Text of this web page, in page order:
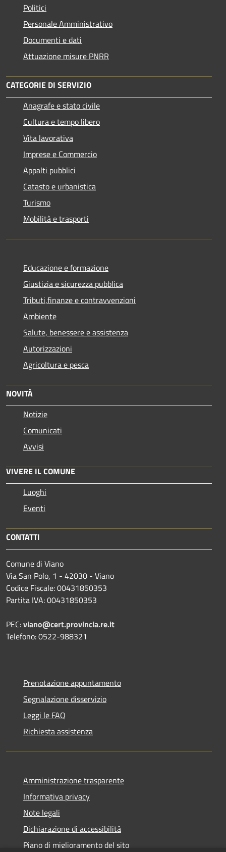
Politici
Personale Amministrativo
Documenti e dati
Attuazione misure PNRR
CATEGORIE DI SERVIZIO
Anagrafe e stato civile
Cultura e tempo libero
Vita lavorativa
Imprese e Commercio
Appalti pubblici
Catasto e urbanistica
Turismo
Mobilità e trasporti
Educazione e formazione
Giustizia e sicurezza pubblica
Tributi,finanze e contravvenzioni
Ambiente
Salute, benessere e assistenza
Autorizzazioni
Agricoltura e pesca
NOVITÀ
Notizie
Comunicati
Avvisi
VIVERE IL COMUNE
Luoghi
Eventi
CONTATTI
Comune di Viano
Via San Polo, 1 - 42030 - Viano
Codice Fiscale: 00431850353
Partita IVA: 00431850353
PEC:viano@cert.provincia.re.it
Telefono: 0522-988321
Prenotazione appuntamento
Segnalazione disservizio
Leggi le FAQ
Richiesta assistenza
Amministrazione trasparente
Informativa privacy
Note legali
Dichiarazione di accessibilità
Piano di miglioramento del sito